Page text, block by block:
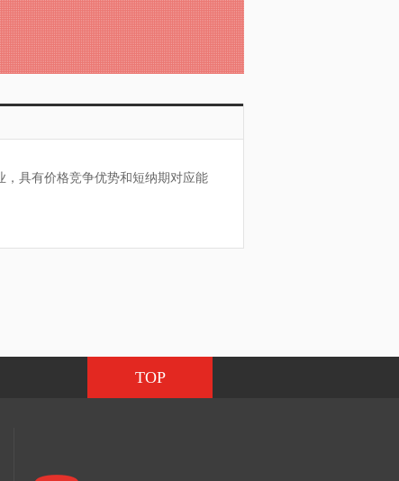
具有价格竞争优势和短纳期对应能
TOP